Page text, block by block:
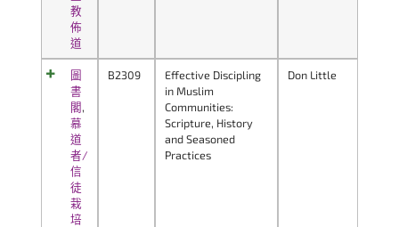
教
佈
道
圖
書
閣,
慕
道
者/
信
徒
栽
培
B2309
Effective Discipling
in Muslim
Communities:
Scripture, History
and Seasoned
Practices
Don Little